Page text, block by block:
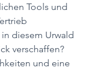
Tools und
diesem Urwald
verschaffen?
und eine